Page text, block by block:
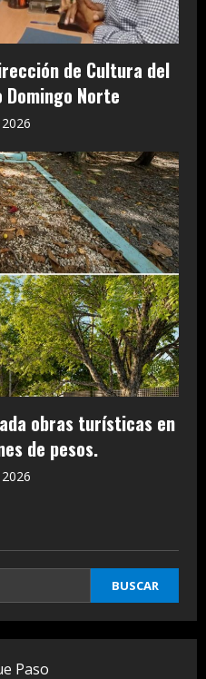
de Cultura del
Norte
obras turísticas en
de pesos.
BUSCAR
Paso